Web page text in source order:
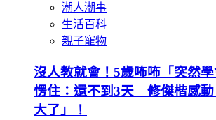
潮人潮事
生活百科
親子寵物
沒人教就會！5歲咘咘「突然
愣住：還不到3天 修傑楷感動
大了」！